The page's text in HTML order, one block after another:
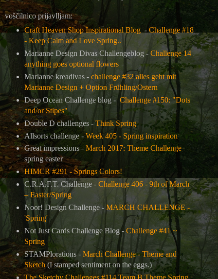
voščilnico prijavlljam:
Craft Heaven Shop Inspirational Blog- Challenge #18
- Keep Calm and Love Spring..
Marianne Design Divas Challengeblog - Challenge 14
anything goes optional flowers
Marianne kreadivas - challenge #32 alles geht mit
Marianne Design + Option Frühling/Ostern
Deep Ocean Challenge blog - Challenge #150: "Dots
and/or Stipes"
Double D challenges - Think Spring
Allsorts challenge - Week 405 - Spring inspiration
Great impressions - March 2017: Theme Challenge
spring easter
HIMCR #291 - Springs Colors!
C.R.A.F.T. Challenge - Challenge 406 - 9th of March
– Easter/Spring
Noor! Design Challenge -MARCH CHALLENGE -
'Spring'
Not Just Cards Challenge Blog -Challenge #41 ~
Spring
STAMPlorations - March Challenge - Theme and
Sketch(I stamped sentiment on the eggs.)